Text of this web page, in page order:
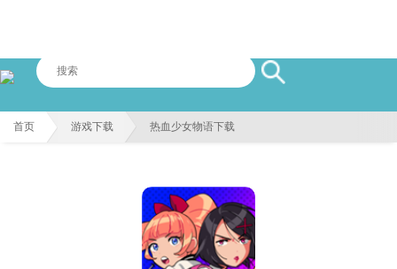
首页 游戏下载 热血少女物语下载